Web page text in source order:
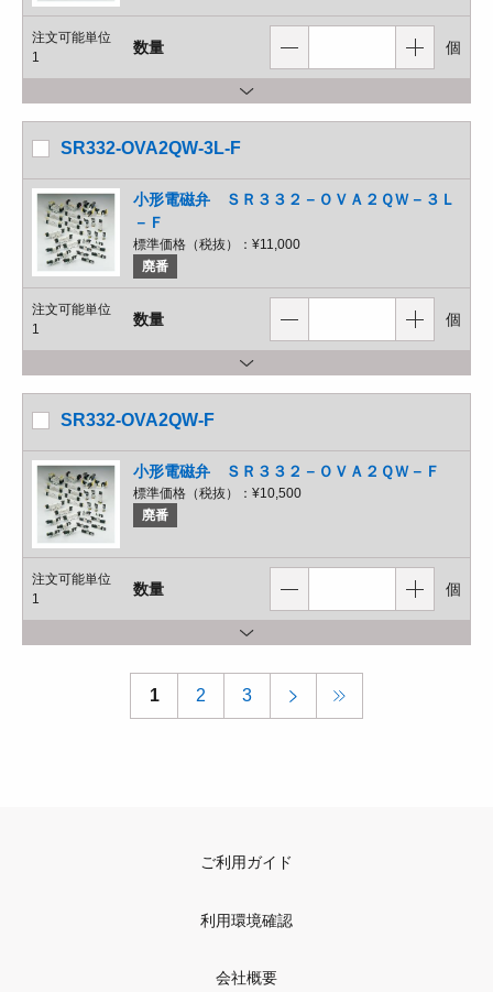
注文可能単位
1
数量 個
SR332-OVA2QW-3L-F
小形電磁弁 ＳＲ３３２－ＯＶＡ２ＱＷ－３Ｌ
－Ｆ
標準価格（税抜）： ¥11,000
廃番
注文可能単位
1
数量 個
SR332-OVA2QW-F
小形電磁弁 ＳＲ３３２－ＯＶＡ２ＱＷ－Ｆ
標準価格（税抜）： ¥10,500
廃番
注文可能単位
1
数量 個
1 2 3
ご利用ガイド
利用環境確認
会社概要